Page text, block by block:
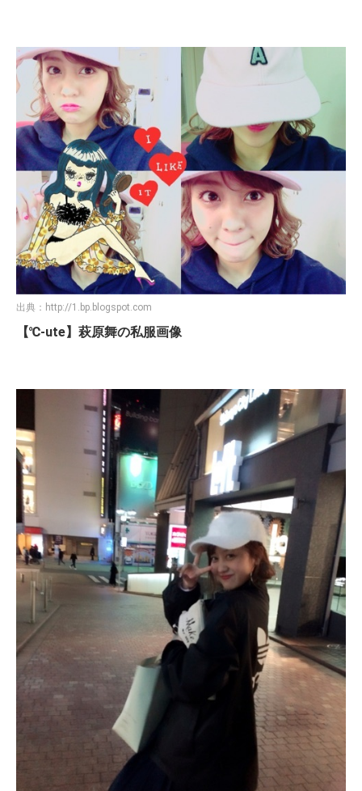
出典： http://1.bp.blogspot.com
【℃-ute】萩原舞の私服画像